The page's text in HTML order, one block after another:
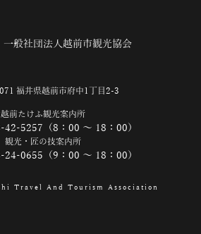
一般社団法人越前市観光協会
福井県越前市府中1丁目2-3
越前たけふ観光案内所
5257（8：00 ～ 18：00）
観光・匠の技案内所
0655（9：00 ～ 18：00）
Travel And Tourism Association